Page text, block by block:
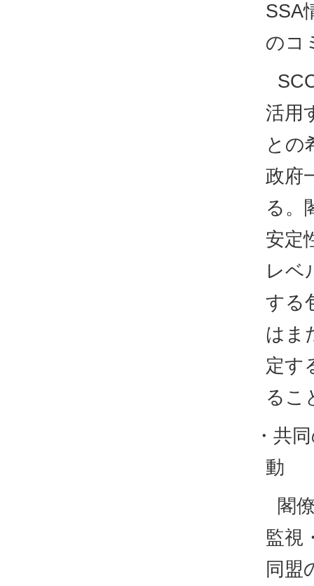
SSA
のコ
活用
との
政府
る。
安定
レベ
する
はま
定す
るこ
・共
動
閣
監視
同盟